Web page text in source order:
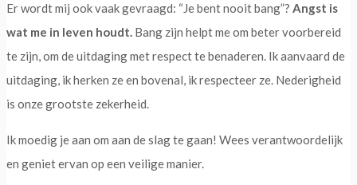
Er wordt mij ook vaak gevraagd: “Je bent nooit bang”? Angst is
wat me in leven houdt. Bang zijn helpt me om beter voorbereid
te zijn, om de uitdaging met respect te benaderen. Ik aanvaard de
uitdaging, ik herken ze en bovenal, ik respecteer ze. Nederigheid
is onze grootste zekerheid.
Ik moedig je aan om aan de slag te gaan! Wees verantwoordelijk
en geniet ervan op een veilige manier.